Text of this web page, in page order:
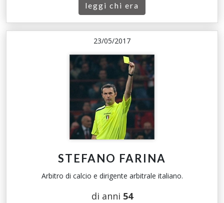
leggi chi era
23/05/2017
STEFANO FARINA
Arbitro di calcio e dirigente arbitrale italiano.
di anni 54